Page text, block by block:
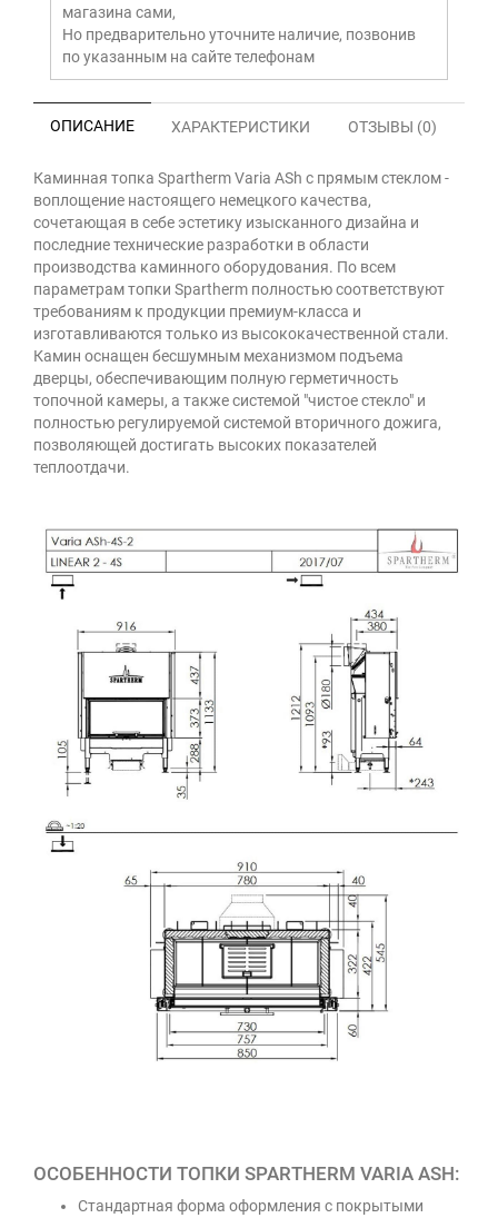
магазина сами,
Но предварительно уточните наличие, позвонив
по указанным на сайте телефонам
ОПИСАНИЕ ХАРАКТЕРИСТИКИ ОТЗЫВЫ (0)
Каминная топка Spartherm Varia ASh с прямым стеклом -
воплощение настоящего немецкого качества,
сочетающая в себе эстетику изысканного дизайна и
последние технические разработки в области
производства каминного оборудования. По всем
параметрам топки Spartherm полностью соответствуют
требованиям к продукции премиум-класса и
изготавливаются только из высококачественной стали.
Камин оснащен бесшумным механизмом подъема
дверцы, обеспечивающим полную герметичность
топочной камеры, а также системой "чистое стекло" и
полностью регулируемой системой вторичного дожига,
позволяющей достигать высоких показателей
теплоотдачи.
ОСОБЕННОСТИ ТОПКИ SPARTHERM VARIA ASH:
Стандартная форма оформления с покрытыми